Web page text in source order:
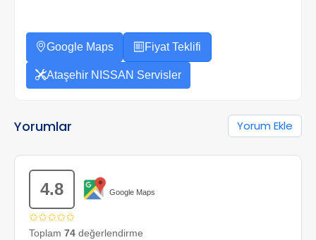
Google Maps Fiyat Teklifi
Ataşehir NISSAN Servisler
Yorumlar Yorum Ekle
4.8 Google Maps
✩✩✩✩✩
Toplam 74 değerlendirme